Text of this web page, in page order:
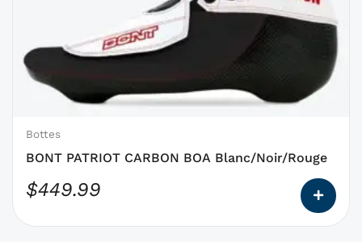
Bottes
BONT PATRIOT CARBON BOA Blanc/Noir/Rouge
$449.99
options
qui
peuvent
choisies
sur
page